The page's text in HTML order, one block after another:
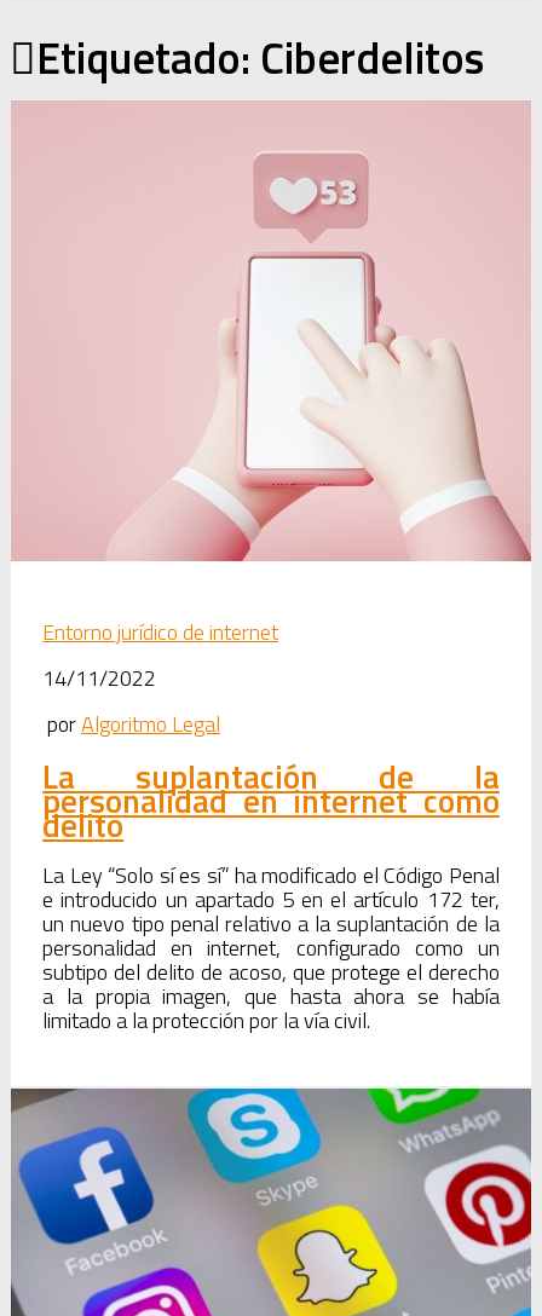
Etiquetado: Ciberdelitos
Entorno jurídico de internet
14/11/2022
porAlgoritmo Legal
La suplantación de la
personalidad en internet como
delito
La Ley “Solo sí es sí” ha modificado el Código Penal
e introducido un apartado 5 en el artículo 172 ter,
un nuevo tipo penal relativo a la suplantación de la
personalidad en internet, configurado como un
subtipo del delito de acoso, que protege el derecho
a la propia imagen, que hasta ahora se había
limitado a la protección por la vía civil.